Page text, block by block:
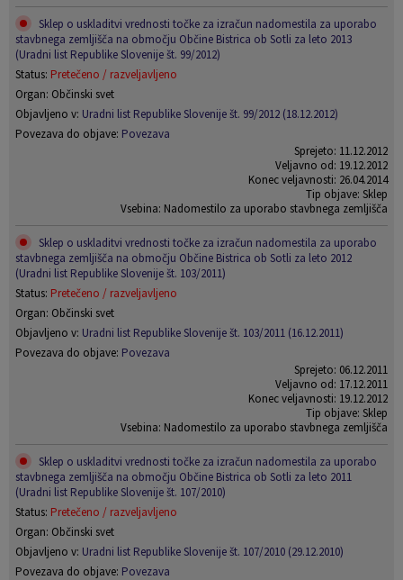
Sklep o uskladitvi vrednosti točke za izračun nadomestila za uporabo
stavbnega zemljišča na območju Občine Bistrica ob Sotli za leto 2013
(Uradni list Republike Slovenije št. 99/2012)
Status: Pretečeno / razveljavljeno
Organ: Občinski svet
Objavljeno v: Uradni list Republike Slovenije št. 99/2012 (18.12.2012)
Povezava do objave: Povezava
Sprejeto: 11.12.2012
Veljavno od: 19.12.2012
Konec veljavnosti: 26.04.2014
Tip objave: Sklep
Vsebina: Nadomestilo za uporabo stavbnega zemljišča
Sklep o uskladitvi vrednosti točke za izračun nadomestila za uporabo
stavbnega zemljišča na območju Občine Bistrica ob Sotli za leto 2012
(Uradni list Republike Slovenije št. 103/2011)
Status: Pretečeno / razveljavljeno
Organ: Občinski svet
Objavljeno v: Uradni list Republike Slovenije št. 103/2011 (16.12.2011)
Povezava do objave: Povezava
Sprejeto: 06.12.2011
Veljavno od: 17.12.2011
Konec veljavnosti: 19.12.2012
Tip objave: Sklep
Vsebina: Nadomestilo za uporabo stavbnega zemljišča
Sklep o uskladitvi vrednosti točke za izračun nadomestila za uporabo
stavbnega zemljišča na območju Občine Bistrica ob Sotli za leto 2011
(Uradni list Republike Slovenije št. 107/2010)
Status: Pretečeno / razveljavljeno
Organ: Občinski svet
Objavljeno v: Uradni list Republike Slovenije št. 107/2010 (29.12.2010)
Povezava do objave: Povezava